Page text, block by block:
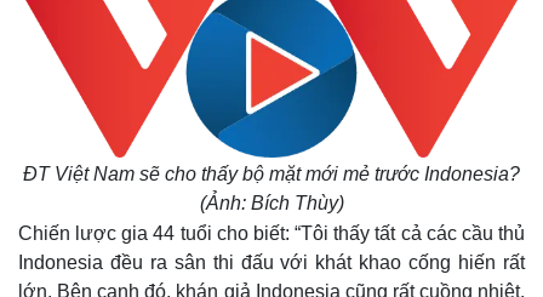
Thế giới
Cuộc sống đó đây
Hồ sơ
Multimedia
Video
Ảnh
E-Magazine
ĐT Việt Nam sẽ cho thấy bộ mặt mới mẻ trước Indonesia?
(Ảnh: Bích Thùy)
Chiến lược gia 44 tuổi cho biết: “Tôi thấy tất cả các cầu thủ
Indonesia đều ra sân thi đấu với khát khao cống hiến rất
lớn. Bên cạnh đó, khán giả Indonesia cũng rất cuồng nhiệt,